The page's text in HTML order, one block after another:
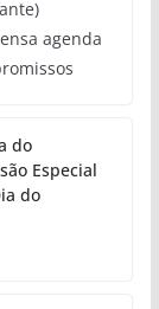
agenda
do
Especial
do